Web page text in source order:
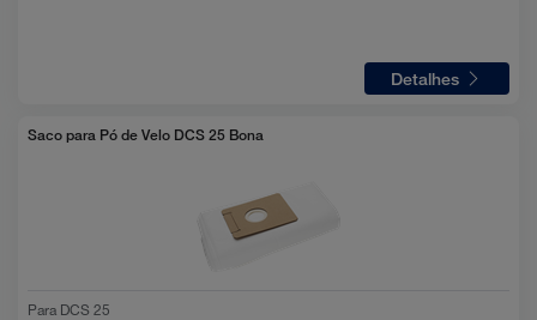
Detalhes
Saco para Pó de Velo DCS 25 Bona
Para DCS 25